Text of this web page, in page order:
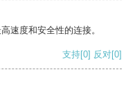
速度和安全性的连接。
支持[0] 反对[0]